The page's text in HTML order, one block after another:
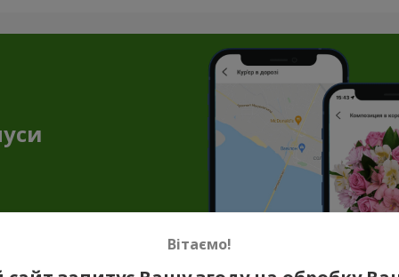
Вітаємо!